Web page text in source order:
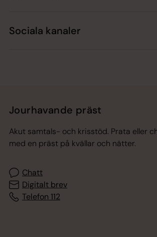
Sociala kanaler
Jourhavande präst
Akut samtals- och krisstöd. Prata eller
med en präst på kvällar och nätter.
Chatt
Digitalt brev
Telefon 112